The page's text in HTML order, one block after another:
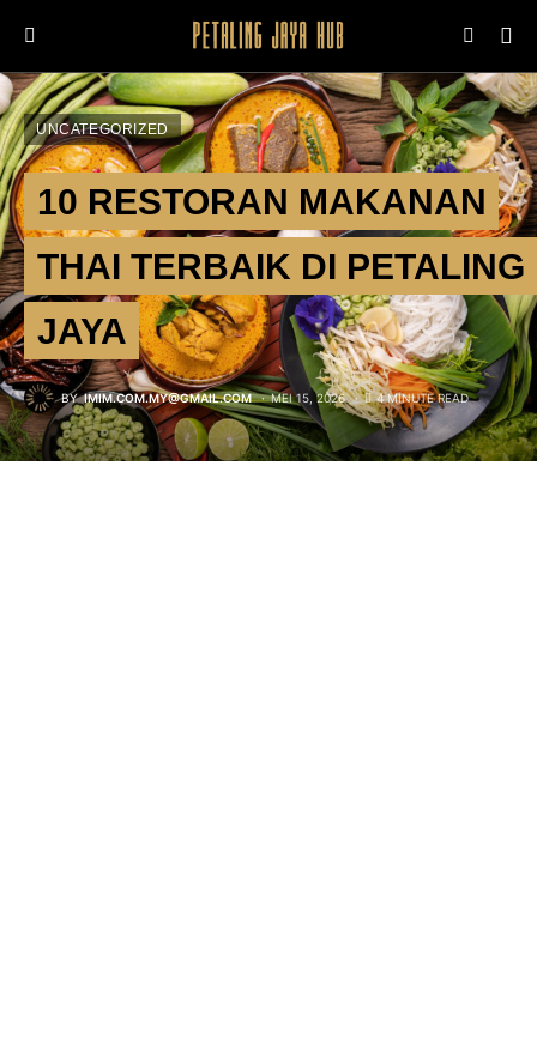
UNCATEGORIZED
10 RESTORAN MAKANAN
THAI TERBAIK DI PETALING
JAYA
BY IMIM.COM.MY@GMAIL.COM MEI 15, 2026 4 MINUTE READ